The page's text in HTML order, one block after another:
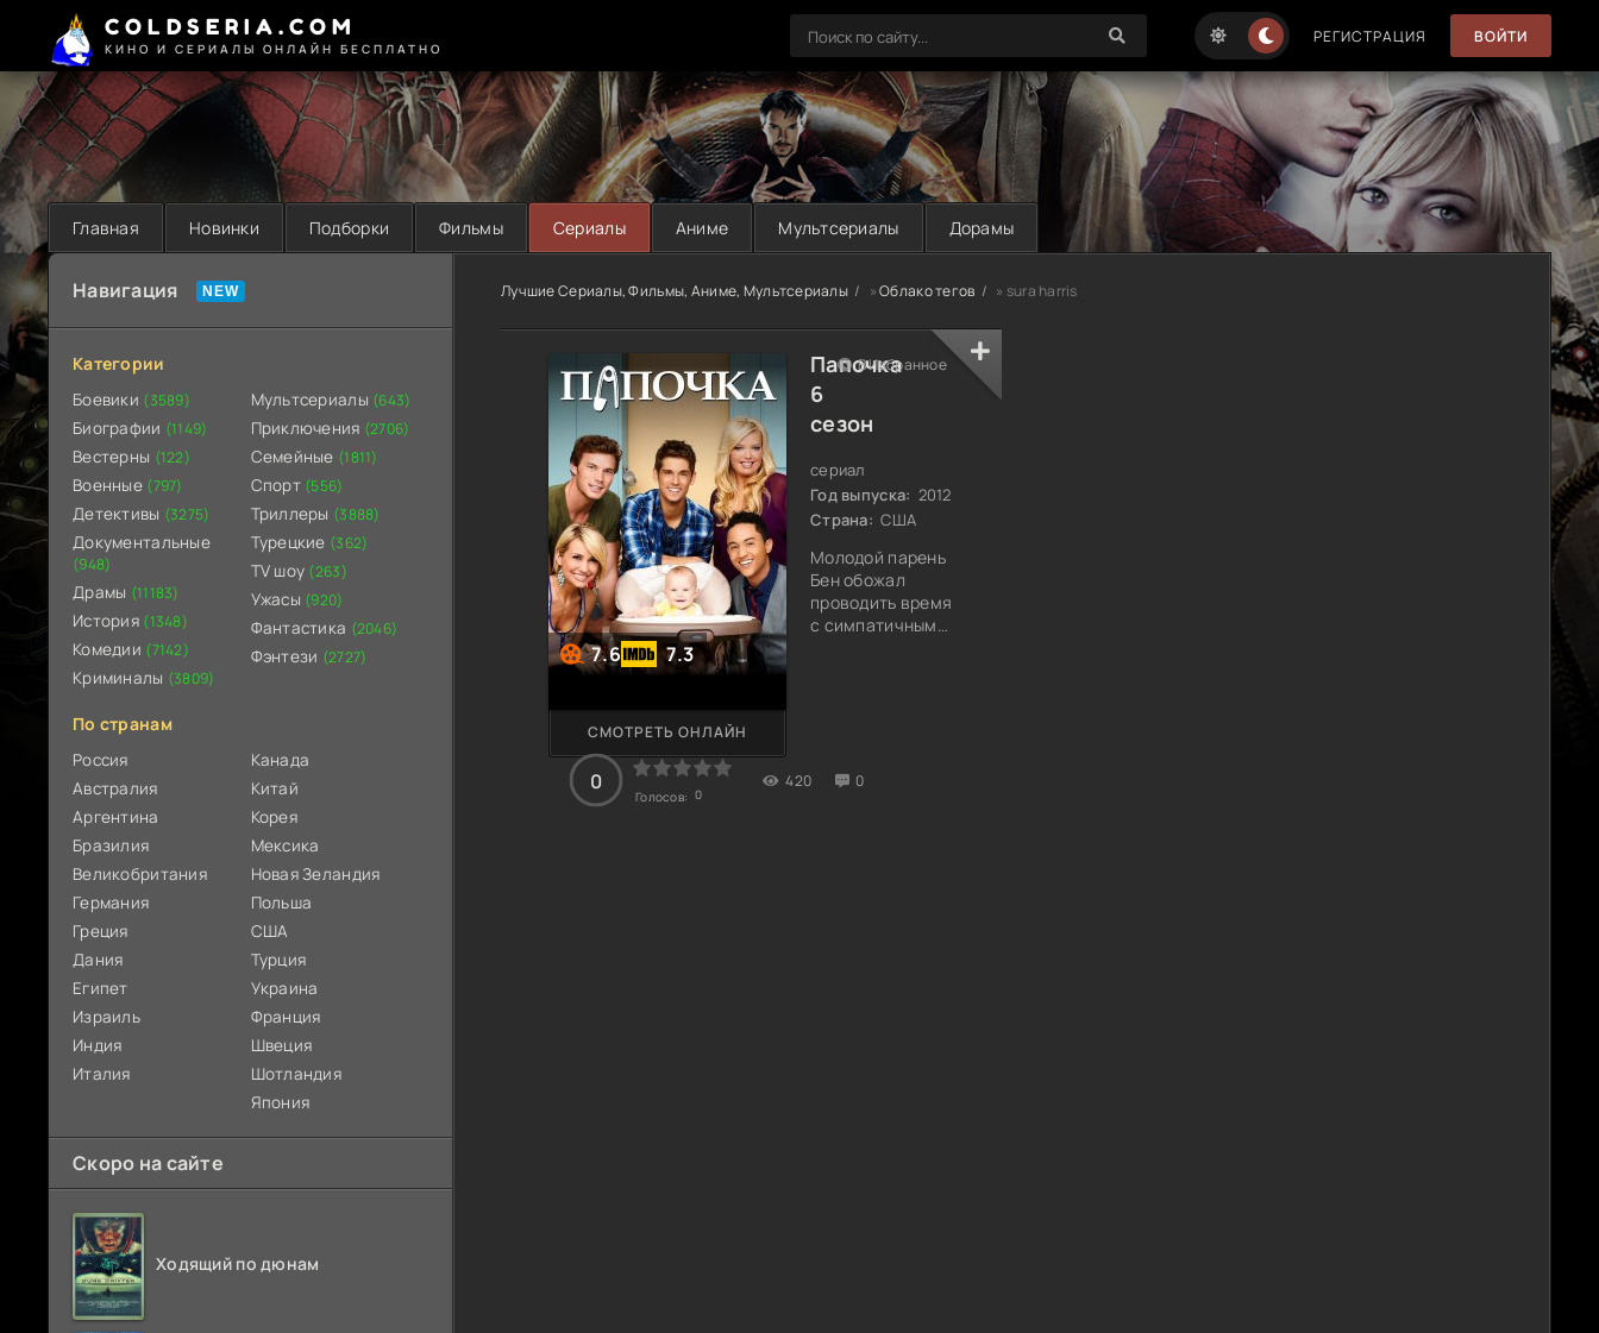
COLDSERIA.COM
КИНО И СЕРИАЛЫ ОНЛАЙН БЕСПЛАТНО
РЕГИСТРАЦИЯ ВОЙТИ
Главная Новинки Подборки Фильмы Сериалы Аниме Мультсериалы Дорамы
Навигация
Категории
Боевики (3589)
Биографии (1149)
Вестерны (122)
Военные (797)
Детективы (3275)
Документальные
(948)
Драмы (11183)
История (1348)
Комедии (7142)
Криминалы (3809)
Мультсериалы (643)
Приключения (2706)
Семейные (1811)
Спорт (556)
Триллеры (3888)
Турецкие (362)
TV шоу (263)
Ужасы (920)
Фантастика (2046)
Фэнтези (2727)
По странам
Россия
Австралия
Аргентина
Бразилия
Великобритания
Германия
Греция
Дания
Египет
Израиль
Индия
Италия
Канада
Китай
Корея
Мексика
Новая Зеландия
Польша
США
Турция
Украина
Франция
Швеция
Шотландия
Япония
Скоро на сайте
Ходящий по дюнам
Лучшие Сериалы, Фильмы, Аниме, Мультсериалы »Облако тегов » sura harris
7.6 7.3
Папочка
6
сезон
сериал
Год выпуска: 2012
Страна: США
Молодой парень
Бен обожал
проводить время
с симпатичными
том, чтобы стать
СМОТРЕТЬ ОНЛАЙН
0
Голосов: 0
420 0
В Избранное